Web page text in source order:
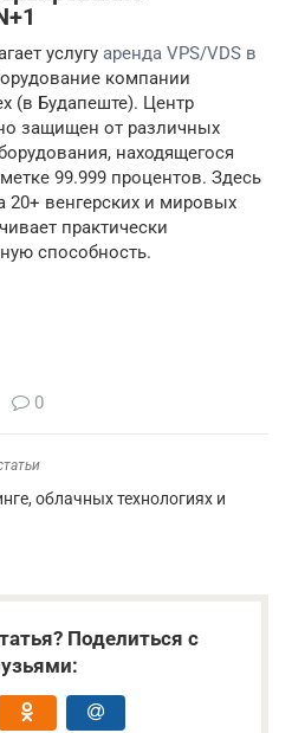
услугу аренда VPS/VDS в
компании
(в Будапеште). Центр
защищен от различных
находящегося
99.999 процентов. Здесь
20+ венгерских и мировых
практически
способность.
0
облачных технологиях и
Поделиться с